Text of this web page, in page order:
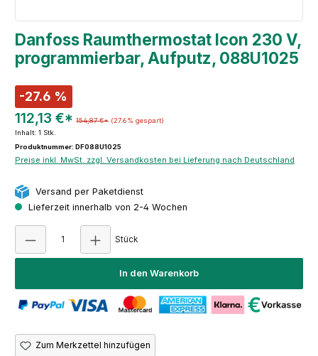
Danfoss Raumthermostat Icon 230 V,
programmierbar, Aufputz, 088U1025
-27.6 %
112,13 €* 154,87 €* (27.6% gespart)
Inhalt: 1 Stk.
Produktnummer: DF088U1025
Preise inkl. MwSt. zzgl. Versandkosten bei Lieferung nach Deutschland
Versand per Paketdienst
Lieferzeit innerhalb von 2-4 Wochen
Stück
In den Warenkorb
Zum Merkzettel hinzufügen